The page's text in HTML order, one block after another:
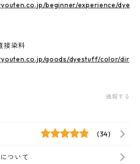
beginner/experience/dye
接染料
goods/dyestuff/color/dir
通報する
(34)
ついて